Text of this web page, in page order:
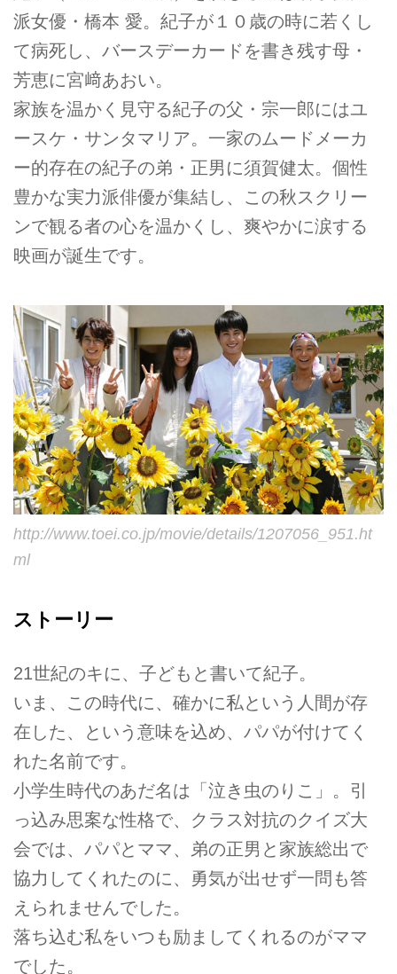
派女優・橋本 愛。紀子が１０歳の時に若くし
て病死し、バースデーカードを書き残す母・
芳恵に宮﨑あ­おい。
家族を温かく見守る紀子の父・宗一郎にはユ
ースケ・サンタマリア。一家のムード­メーカ
ー的存在の紀子の弟・正男に須賀健太。個性
豊かな実力派俳優が集結し、この秋ス­クリー
ンで観る者の心を温かくし、爽やかに涙する
映画が誕生です。
http://www.toei.co.jp/movie/details/1207056_951.ht
ml
ストーリー
21世紀のキに、子どもと書いて紀子。
いま、この時代に、確かに私という人間が存
在した、という意味を込め、パパが付けてく
れた名前です。
小学生時代のあだ名は「泣き虫のりこ」。引
っ込み思案な性格で、クラス対抗のクイズ大
会では、パパとママ、弟の正男と家族総出で
協力してくれたのに、勇気が出せず一問も答
えられませんでした。
落ち込む私をいつも励ましてくれるのがママ
でした。